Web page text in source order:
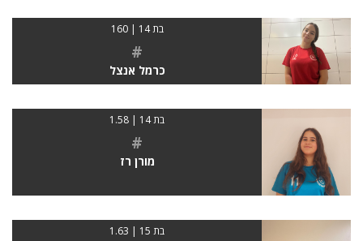
בת 14 | 160
#
כרמל אנצל
בת 14 | 1.58
#
מורן רז
בת 15 | 1.63